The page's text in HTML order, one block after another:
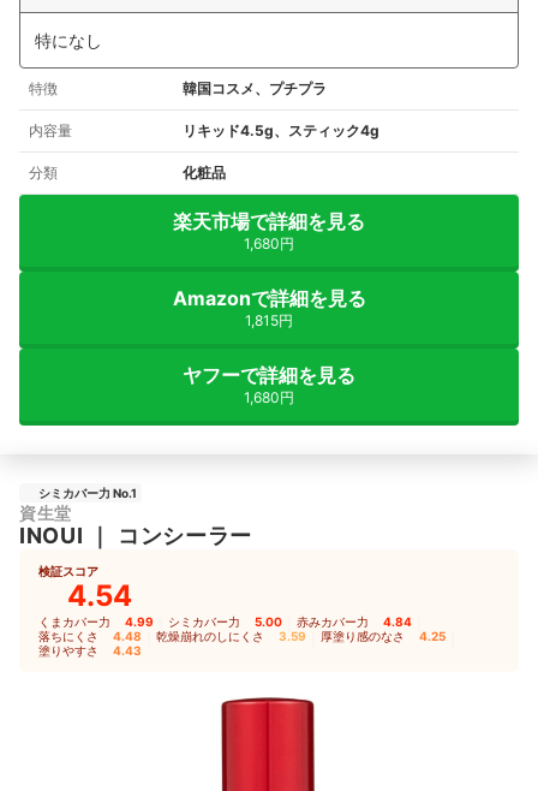
特になし
特徴 韓国コスメ、プチプラ
内容量 リキッド4.5g、スティック4g
分類 化粧品
楽天市場で詳細を見る
1,680円
Amazonで詳細を見る
1,815円
ヤフーで詳細を見る
1,680円
シミカバー力 No.1
資生堂
INOUI コンシーラー
検証スコア
4.54
くまカバー力 4.99 シミカバー力 5.00 赤みカバー力 4.84
落ちにくさ 4.48 乾燥崩れのしにくさ 3.59 厚塗り感のなさ 4.25
塗りやすさ 4.43